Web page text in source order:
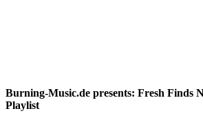
Burning-Music.de presents: Fresh Finds
Playlist